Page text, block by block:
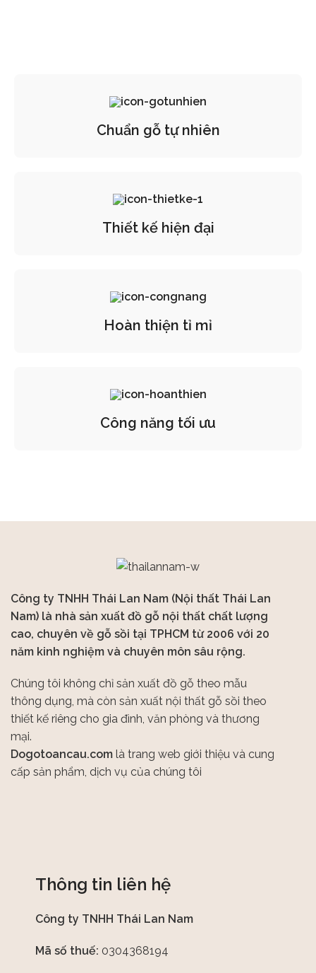
Chuẩn gỗ tự nhiên
Thiết kế hiện đại
Hoàn thiện tỉ mỉ
Công năng tối ưu
Công ty TNHH Thái Lan Nam (Nội thất Thái Lan
Nam) là nhà sản xuất đồ gỗ nội thất chất lượng
cao, chuyên về gỗ sồi tại TPHCM từ 2006 với 20
năm kinh nghiệm và chuyên môn sâu rộng.
Chúng tôi không chỉ sản xuất đồ gỗ theo mẫu
thông dụng, mà còn sản xuất nội thất gỗ sồi theo
thiết kế riêng cho gia đình, văn phòng và thương
mại.
Dogotoancau.com là trang web giới thiệu và cung
cấp sản phẩm, dịch vụ của chúng tôi
Thông tin liên hệ
Công ty TNHH Thái Lan Nam
Mã số thuế: 0304368194